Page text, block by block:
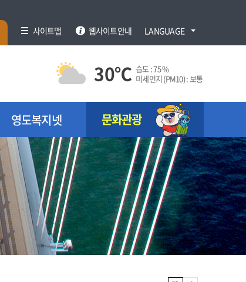
사이트맵 웹사이트안내 LANGUAGE
30℃ 습도 :75 %
미세먼지 (PM10) :보통
영도복지넷 문화관광